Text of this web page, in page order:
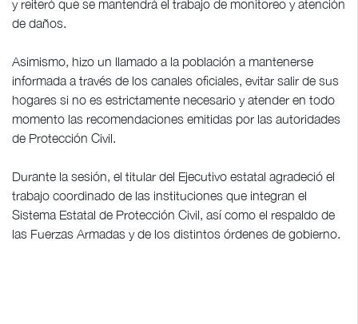
y reiteró que se mantendrá el trabajo de monitoreo y atención
de daños.
Asimismo, hizo un llamado a la población a mantenerse
informada a través de los canales oficiales, evitar salir de sus
hogares si no es estrictamente necesario y atender en todo
momento las recomendaciones emitidas por las autoridades
de Protección Civil.
Durante la sesión, el titular del Ejecutivo estatal agradeció el
trabajo coordinado de las instituciones que integran el
Sistema Estatal de Protección Civil, así como el respaldo de
las Fuerzas Armadas y de los distintos órdenes de gobierno.